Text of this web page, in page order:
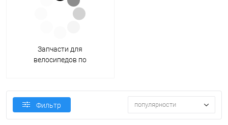
Запчасти для
велосипедов по
Фильтр популярности